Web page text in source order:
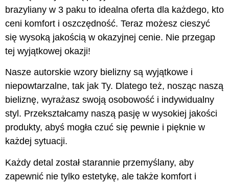
brazyliany w 3 paku to idealna oferta dla każdego, kto
ceni komfort i oszczędność. Teraz możesz cieszyć
się wysoką jakością w okazyjnej cenie. Nie przegap
tej wyjątkowej okazji!
Nasze autorskie wzory bielizny są wyjątkowe i
niepowtarzalne, tak jak Ty. Dlatego też, nosząc naszą
bieliznę, wyrażasz swoją osobowość i indywidualny
styl. Przekształcamy naszą pasję w wysokiej jakości
produkty, abyś mogła czuć się pewnie i pięknie w
każdej sytuacji.
Każdy detal został starannie przemyślany, aby
zapewnić nie tylko estetykę, ale także komfort i